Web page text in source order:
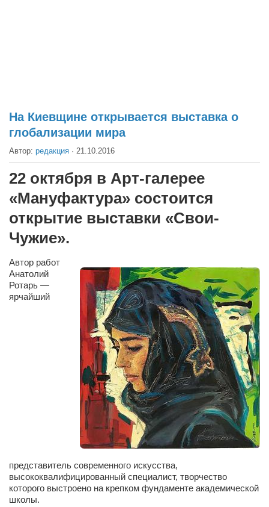
Факты
Выборы
Деньги
Традиции
Здоровье
Сам себе доктор
Активный отдых
Арт-менеджеры
Лариса Ильченко
Орест Коваль
Тамара Кубракова
Елена Мельник
Семён Салатенко
На Киевщине открывается выставка о
глобализации мира
Автор: редакция · 21.10.2016
22 октября в Арт-галерее
«Мануфактура» состоится
открытие выставки «Свои-
Чужие».
Автор работ
Анатолий
Ротарь —
ярчайший
представитель современного искусства,
высококвалифицированный специалист, творчество
которого выстроено на крепком фундаменте академической
школы.